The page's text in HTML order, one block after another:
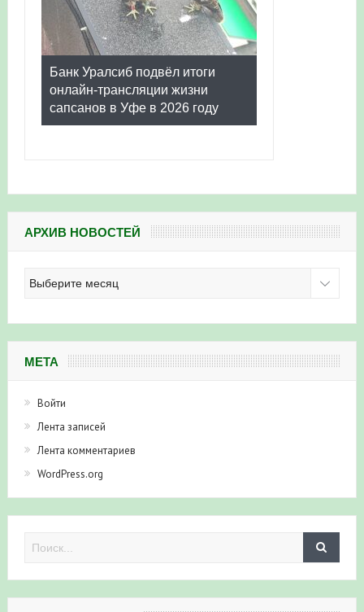
Банк Уралсиб подвёл итоги
онлайн-трансляции жизни
сапсанов в Уфе в 2026 году
АРХИВ НОВОСТЕЙ
новостей
МЕТА
Войти
Лента записей
Лента комментариев
WordPress.org